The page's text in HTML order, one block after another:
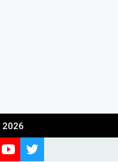
2026